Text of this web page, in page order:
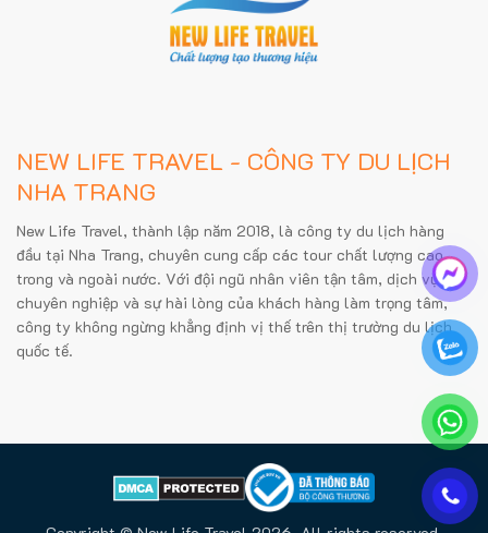
NEW LIFE TRAVEL - CÔNG TY DU LỊCH
NHA TRANG
New Life Travel, thành lập năm 2018, là công ty du lịch hàng
đầu tại Nha Trang, chuyên cung cấp các tour chất lượng cao
trong và ngoài nước. Với đội ngũ nhân viên tận tâm, dịch vụ
chuyên nghiệp và sự hài lòng của khách hàng làm trọng tâm,
công ty không ngừng khẳng định vị thế trên thị trường du lịch
quốc tế.